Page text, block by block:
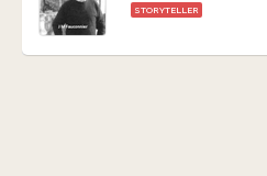
STORYTELLER